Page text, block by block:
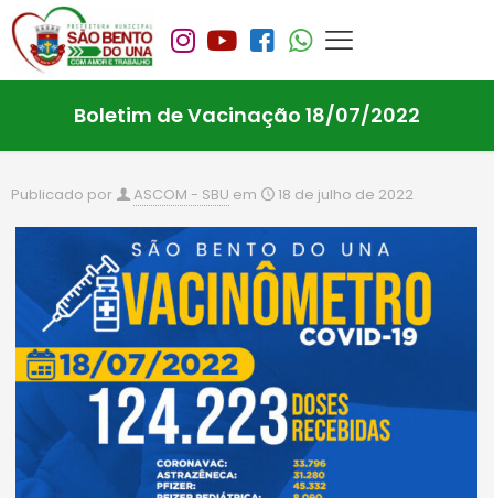
Boletim de Vacinação 18/07/2022
Publicado por ASCOM - SBU em 18 de julho de 2022